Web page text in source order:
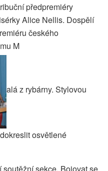
předpremiéry
Alice Nellis. Dospělí
českého
M
alá z rybárny. Stylovou
osvětlené
sekce. Bojovat se